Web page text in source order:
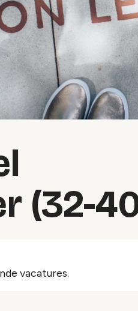
(32-
vacatures.